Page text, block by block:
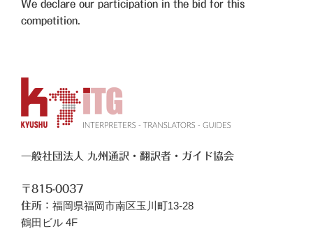
We declare our participation in the bid for this
competition.
一般社団法人 九州通訳・翻訳者・ガイド協会
〒815-0037
住所： 福岡県福岡市南区玉川町13-28
鶴田ビル 4F